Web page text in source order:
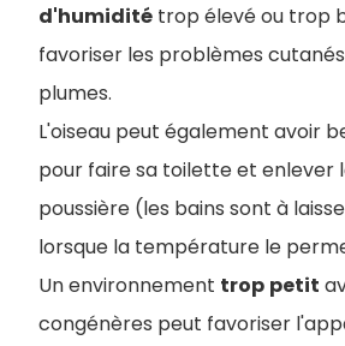
d'humidité trop élevé ou trop
favoriser les problèmes
plumes.
L'oiseau peut également avoir
pour faire sa toilette et enlever
poussière (les bains sont à
lorsque la température le
Un environnement trop petit
congénères peut favoriser